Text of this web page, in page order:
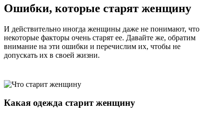
Ошибки, которые старят женщину
И действительно иногда женщины даже не понимают, что
некоторые факторы очень старят ее. Давайте же, обратим
внимание на эти ошибки и перечислим их, чтобы не
допускать их в своей жизни.
Какая одежда старит женщину